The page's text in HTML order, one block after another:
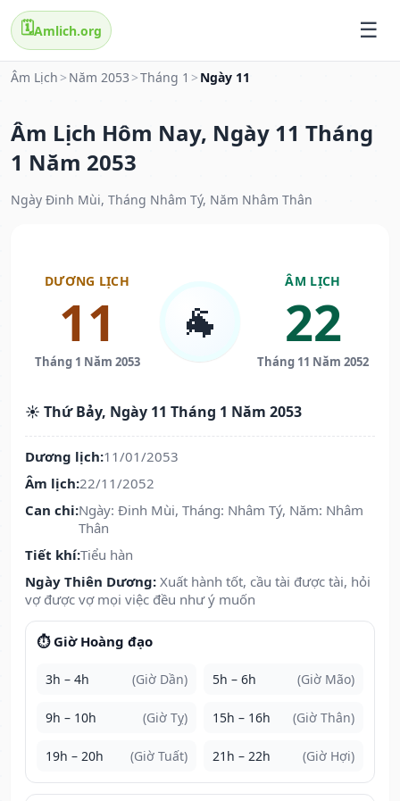
🗓️Amlich.org
Âm Lịch > Năm 2053 >Tháng 1 > Ngày 11
Âm Lịch Hôm Nay, Ngày 11 Tháng
1 Năm 2053
Ngày Đinh Mùi, Tháng Nhâm Tý, Năm Nhâm Thân
DƯƠNG LỊCH
11
Tháng 1 Năm 2053
🐐
ÂM LỊCH
22
Tháng 11 Năm 2052
☀️ Thứ Bảy, Ngày 11 Tháng 1 Năm 2053
Dương lịch:11/01/2053
Âm lịch:22/11/2052
Can chi:Ngày: Đinh Mùi, Tháng: Nhâm Tý, Năm: Nhâm
Thân
Tiết khí:Tiểu hàn
Ngày Thiên Dương: Xuất hành tốt, cầu tài được tài, hỏi
vợ được vợ mọi việc đều như ý muốn
⏱️ Giờ Hoàng đạo
3h – 4h (Giờ Dần) 5h – 6h (Giờ Mão)
9h – 10h (Giờ Tỵ) 15h – 16h (Giờ Thân)
19h – 20h (Giờ Tuất) 21h – 22h (Giờ Hợi)